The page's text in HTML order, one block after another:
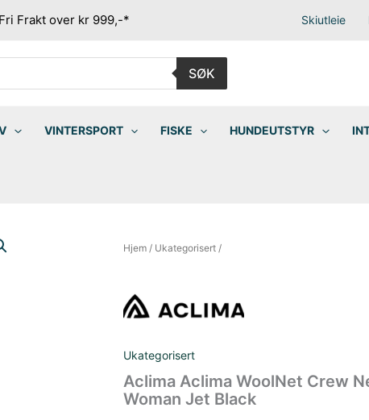
Frakt over kr 999,-* Skiutleie
SØK
VINTERSPORT FISKE HUNDEUTSTYR
Hjem/ Ukategorisert/
Ukategorisert
Aclima Aclima WoolNet Crew
Woman Jet Black